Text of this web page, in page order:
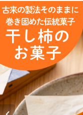
統菓子 |